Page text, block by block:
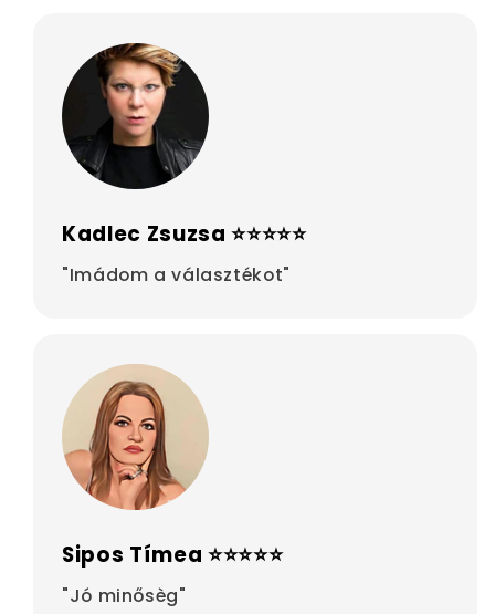
Kadlec Zsuzsa ⭐⭐⭐⭐⭐
"Imádom a választékot"
Sipos Tímea ⭐⭐⭐⭐⭐
"Jó minősèg"